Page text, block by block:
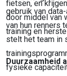
fietsen, en
door middel van
training en
gebruik van
van hun renners
stelt het team in
fysieke
Duurzaamheid